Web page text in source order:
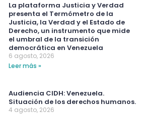
La plataforma Justicia y Verdad
presenta el Termómetro de la
Justicia, la Verdad y el Estado de
Derecho, un instrumento que mide
el umbral de la transición
democrática en Venezuela
6 agosto, 2026
Leer más »
Audiencia CIDH: Venezuela.
Situación de los derechos humanos.
4 agosto, 2026